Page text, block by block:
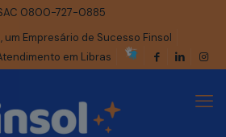
0800-727-0885
um Empresário de Sucesso Finsol
em Libras